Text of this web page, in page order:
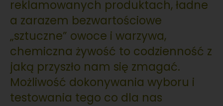
reklamowanych produktach, ładne
a zarazem bezwartościowe
„sztuczne” owoce i warzywa,
chemiczna żywość to codzienność z
jaką przyszło nam się zmagać.
Możliwość dokonywania wyboru i
testowania tego co dla nas